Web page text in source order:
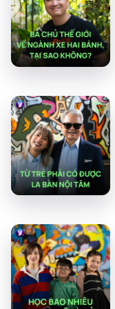
Have A Sip tại:
● Patreon:
● Buy me a coffee:
https://
—
Đừng quên có thể
tại: YouTube
Và đọc những bài
—
Yêu thích tập